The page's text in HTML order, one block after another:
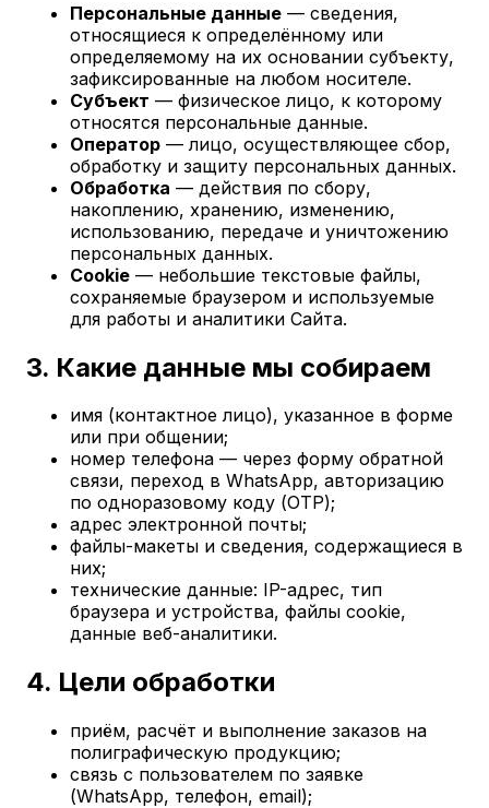
Персональные данные — сведения,
относящиеся к определённому или
определяемому на их основании субъекту,
зафиксированные на любом носителе.
Субъект — физическое лицо, к которому
относятся персональные данные.
Оператор — лицо, осуществляющее сбор,
обработку и защиту персональных данных.
Обработка — действия по сбору,
накоплению, хранению, изменению,
использованию, передаче и уничтожению
персональных данных.
Cookie — небольшие текстовые файлы,
сохраняемые браузером и используемые
для работы и аналитики Сайта.
3. Какие данные мы собираем
имя (контактное лицо), указанное в форме
или при общении;
номер телефона — через форму обратной
связи, переход в WhatsApp, авторизацию
по одноразовому коду (OTP);
адрес электронной почты;
файлы-макеты и сведения, содержащиеся в
них;
технические данные: IP-адрес, тип
браузера и устройства, файлы cookie,
данные веб-аналитики.
4. Цели обработки
приём, расчёт и выполнение заказов на
полиграфическую продукцию;
связь с пользователем по заявке
(WhatsApp, телефон, email);